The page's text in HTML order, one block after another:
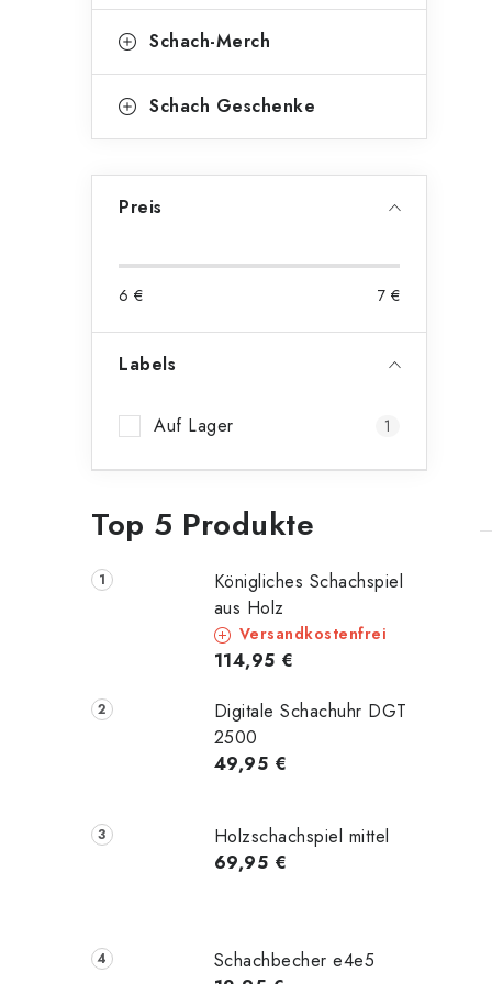
Schach-Merch
Schach Geschenke
Preis
6 € 7 €
Labels
Auf Lager 1
Top 5 Produkte
Königliches Schachspiel
aus Holz
Versandkostenfrei
114,95 €
Digitale Schachuhr DGT
2500
49,95 €
Holzschachspiel mittel
69,95 €
Schachbecher e4e5